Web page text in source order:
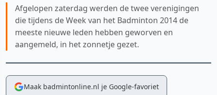
Afgelopen zaterdag werden de twee verenigingen
die tijdens de Week van het Badminton 2014 de
meeste nieuwe leden hebben geworven en
aangemeld, in het zonnetje gezet.
Maak badmintonline.nl je Google-favoriet